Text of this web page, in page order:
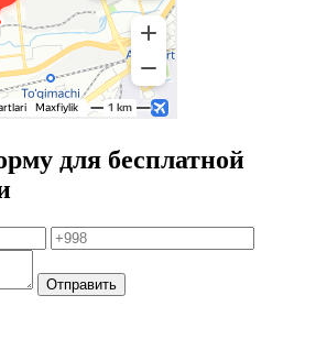
для бесплатной
Отправить